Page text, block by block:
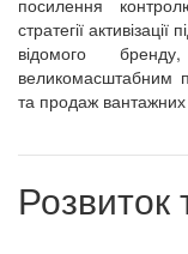
посилення
стратегії
відомого
великомасштабним
та продаж
Розвиток